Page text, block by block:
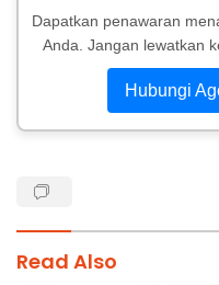
Dapatkan penawaran
Anda. Jangan lewatkan
Hubungi
Read Also